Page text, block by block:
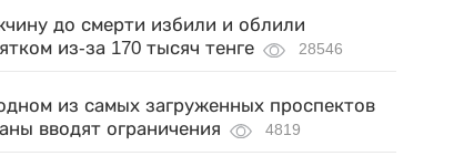
до смерти избили и облили
из-за 170 тысяч тенге
28546
из самых загруженных проспектов
вводят ограничения
4819